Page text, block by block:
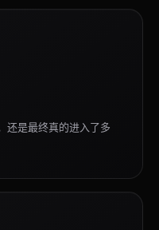
还是最终真的进入了多